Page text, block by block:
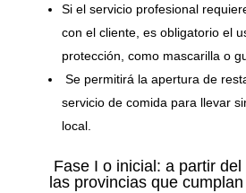
Si el servicio profesional
con el cliente, es obligatorio el
protección, como mascarilla o
Se permitirá la apertura de
servicio de comida para llevar
local.
Fase I o inicial: a partir
las provincias que